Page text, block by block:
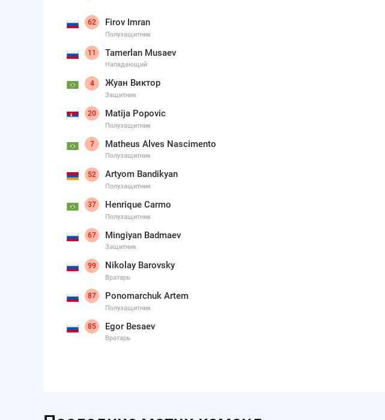
62 Firov Imran
Полузащитник
11 Tamerlan Musaev
Нападающий
4 Жуан Виктор
Защитник
20 Matija Popovic
Полузащитник
7 Matheus Alves Nascimento
Полузащитник
52 Artyom Bandikyan
Полузащитник
37 Henrique Carmo
Полузащитник
67 Mingiyan Badmaev
Защитник
99 Nikolay Barovsky
Вратарь
87 Ponomarchuk Artem
Полузащитник
85 Egor Besaev
Вратарь